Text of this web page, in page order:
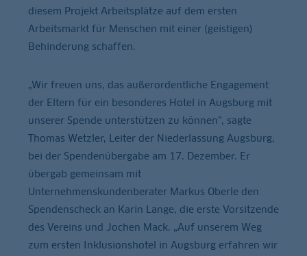
diesem Projekt Arbeitsplätze auf dem ersten
Arbeitsmarkt für Menschen mit einer (geistigen)
Behinderung schaffen.
„Wir freuen uns, das außerordentliche Engagement
der Eltern für ein besonderes Hotel in Augsburg mit
unserer Spende unterstützen zu können“, sagte
Thomas Wetzler, Leiter der Niederlassung Augsburg,
bei der Spendenübergabe am 17. Dezember. Er
übergab gemeinsam mit
Unternehmenskundenberater Markus Oberle den
Spendenscheck an Karin Lange, die erste Vorsitzende
des Vereins und Jochen Mack. „Auf unserem Weg
zum ersten Inklusionshotel in Augsburg erfahren wir